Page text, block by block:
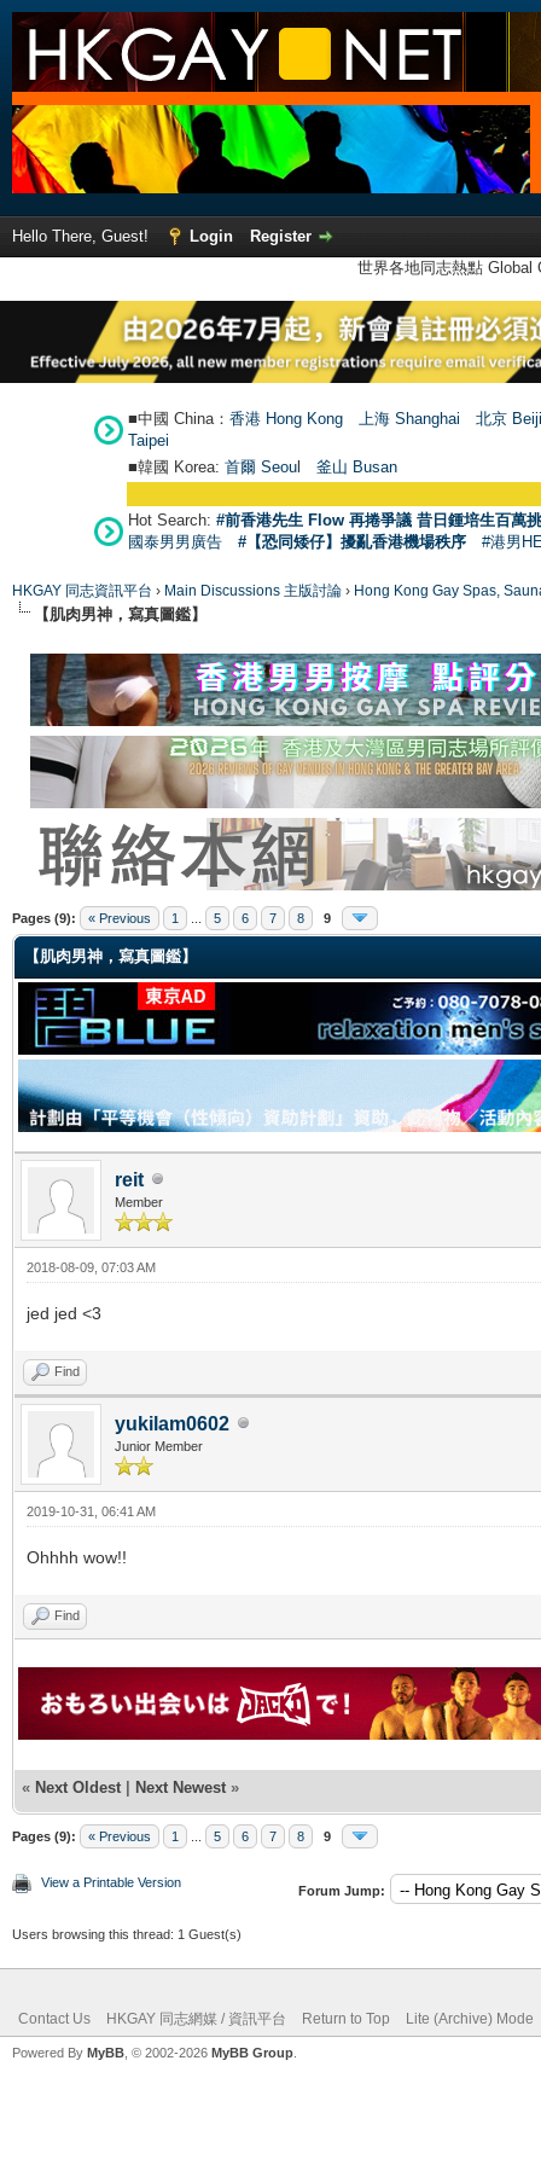
Hello There, Guest! Login
Register
世界各地同志熱點
■中國 China： 香港 Hong Kong 上海 Shanghai
北京
Taipei
■韓國 Korea: 首爾 Seoul 釜山 Busan
Hot Search: #前香港先生 Flow 再捲爭議 昔日鍾培生百萬
國泰男男廣告
#【恐同矮仔】擾亂香港機場秩序 #港男
HKGAY 同志資訊平台 › Main Discussions 主版討論 › Hong Kong Gay Spas,
【肌肉男神，寫真圖鑑】
Pages (9): « Previous 1 5 6 7 8 9
【肌肉男神，寫真圖鑑】
reit
Member
2018-08-09, 07:03 AM
jed jed <3
Find
yukilam0602
Junior Member
2019-10-31, 06:41 AM
Ohhhh wow!!
Find
« Next Oldest | Next Newest »
Pages (9): « Previous 1 5 6 7 8 9
View a Printable Version
Forum Jump:
Users browsing this thread: 1 Guest(s)
Contact Us HKGAY 同志網媒 / 資訊平台 Return to Top Lite (Archive) Mode
Powered By MyBB , © 2002-2026 MyBB Group